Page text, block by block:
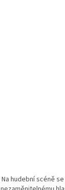
hudební scéně